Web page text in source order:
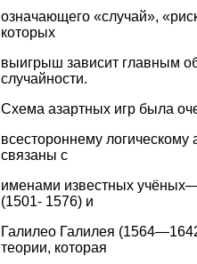
означающего «случай»,
которых
выигрыш зависит главным
случайности.
Схема азартных игр была
всестороннему
связаны с
именами известных
(1501- 1576) и
Галилео Галилея
теории, которая